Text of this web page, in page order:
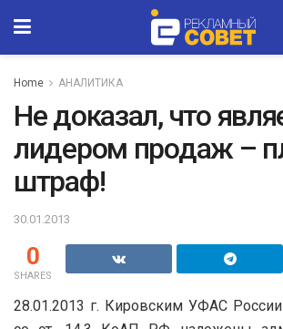
Home АНАЛИТИКА
Не доказал, что
лидером продаж –
штраф!
30.01.2013
0
SHARES
28.01.2013 г. Кировским УФАС России